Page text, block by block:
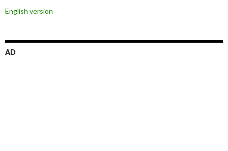
English version
AD